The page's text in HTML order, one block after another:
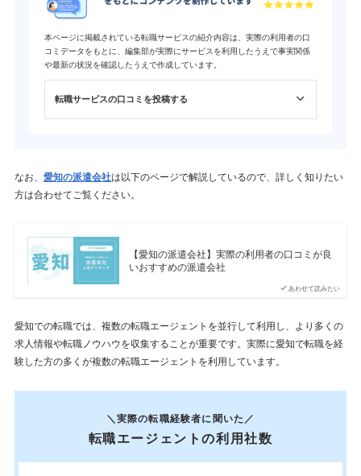
本ページに掲載されている転職サービスの紹介内容は、実際の利用者の口
コミデータをもとに、編集部が実際にサービスを利用したうえで事実関係
や最新の状況を確認したうえで作成しています。
転職サービスの口コミを投稿する
なお、 愛知の派遣会社は以下のページで解説しているので、詳しく知りたい
方は合わせてご覧ください。
あわせて読みたい
【愛知の派遣会社】実際の利用者の口コミが良
いおすすめの派遣会社
愛知での転職では、複数の転職エージェントを並行して利用し、より多くの
求人情報や転職ノウハウを収集することが重要です。実際に愛知で転職を経
験した方の多くが複数の転職エージェントを利用しています。
＼実際の転職経験者に聞いた／
転職エージェントの利用社数